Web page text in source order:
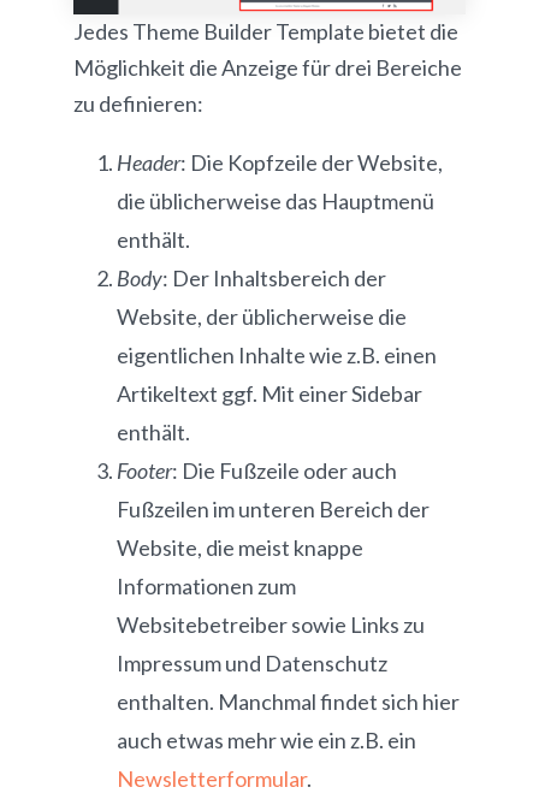
Jedes Theme Builder Template bietet die
Möglichkeit die Anzeige für drei Bereiche
zu definieren:
Header: Die Kopfzeile der Website,
die üblicherweise das Hauptmenü
enthält.
Body: Der Inhaltsbereich der
Website, der üblicherweise die
eigentlichen Inhalte wie z.B. einen
Artikeltext ggf. Mit einer Sidebar
enthält.
Footer: Die Fußzeile oder auch
Fußzeilen im unteren Bereich der
Website, die meist knappe
Informationen zum
Websitebetreiber sowie Links zu
Impressum und Datenschutz
enthalten. Manchmal findet sich hier
auch etwas mehr wie ein z.B. ein
Newsletterformular.